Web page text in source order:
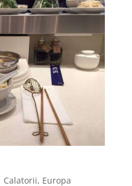
Calatorii, Europa